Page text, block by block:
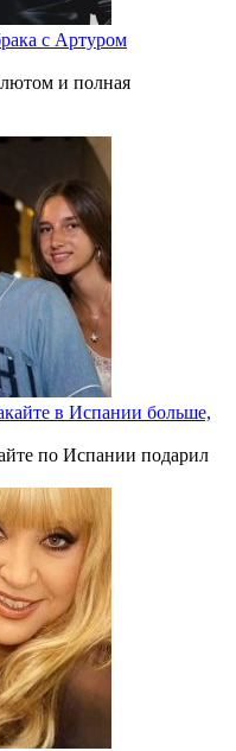
с Артуром
и полная
в Испании больше,
по Испании подарил